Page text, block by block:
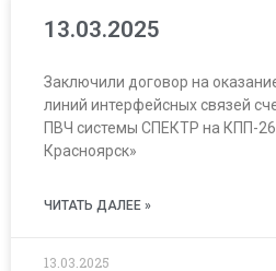
13.03.2025
Заключили договор на
линий интерфейсных связей
ПВЧ системы СПЕКТР на КПП-
Красноярск»
ЧИТАТЬ ДАЛЕЕ »
13.03.2025